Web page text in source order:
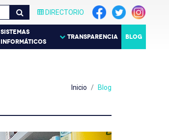
DIRECTORIO
SISTEMAS
INFORMÁTICOS
TRANSPARENCIA BLOG
Inicio Blog